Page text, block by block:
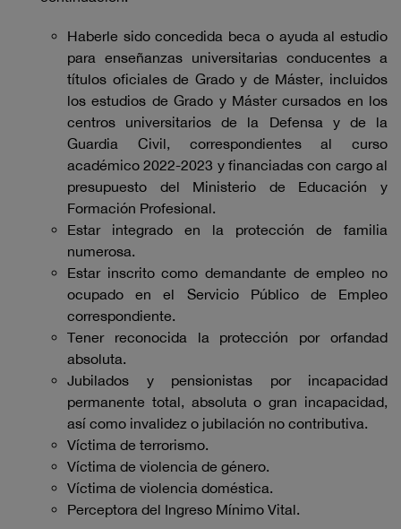
Haberle sido concedida beca o ayuda al estudio
para enseñanzas universitarias conducentes a
títulos oficiales de Grado y de Máster, incluidos
los estudios de Grado y Máster cursados en los
centros universitarios de la Defensa y de la
Guardia Civil, correspondientes al curso
académico 2022-2023 y financiadas con cargo al
presupuesto del Ministerio de Educación y
Formación Profesional.
Estar integrado en la protección de familia
numerosa.
Estar inscrito como demandante de empleo no
ocupado en el Servicio Público de Empleo
correspondiente.
Tener reconocida la protección por orfandad
absoluta.
Jubilados y pensionistas por incapacidad
permanente total, absoluta o gran incapacidad,
así como invalidez o jubilación no contributiva.
Víctima de terrorismo.
Víctima de violencia de género.
Víctima de violencia doméstica.
Perceptora del Ingreso Mínimo Vital.